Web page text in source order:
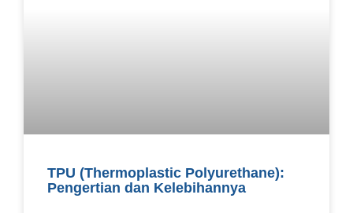
TPU (Thermoplastic Polyurethane):
Pengertian dan Kelebihannya